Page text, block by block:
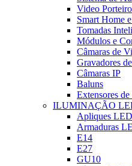
Video
Smart Home
Tomadas
Módulos e
Câmaras de
Gravadores
Câmaras IP
Baluns
Extensores
ILUMINAÇÃO
Apliques LED
Armaduras
E14
E27
GU10